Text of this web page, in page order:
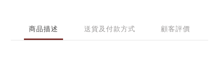
商品描述 送貨及付款方式 顧客評價